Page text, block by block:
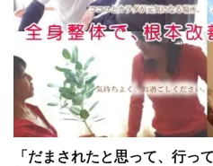
「だまされたと思って、行っ